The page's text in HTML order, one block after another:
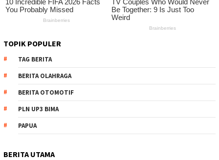
TOPIK POPULER
TAG BERITA
BERITA OLAHRAGA
BERITA OTOMOTIF
PLN UP3 BIMA
PAPUA
BERITA UTAMA